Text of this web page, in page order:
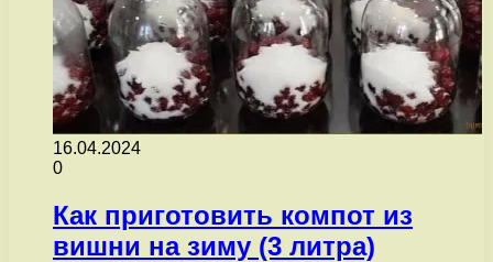
16.04.2024
0
Как приготовить компот из
вишни на зиму (3 литра)